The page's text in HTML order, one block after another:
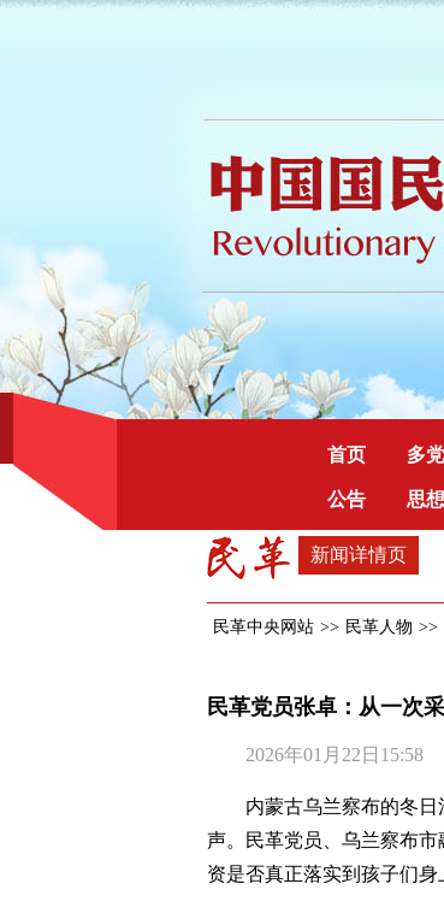
首页 多
公告 思
新闻详情页
民革中央网站 >> 民革人物 >>
民革党员张卓：从一次
2026年01月22日15:58
内蒙古乌兰察布的冬
声。民革党员、乌兰察布
资是否真正落实到孩子们身